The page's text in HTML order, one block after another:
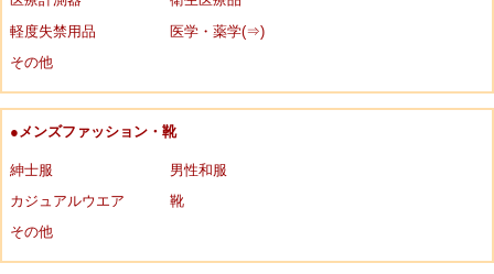
軽度失禁用品
医学・薬学(⇒)
その他
●メンズファッション・靴
紳士服
男性和服
カジュアルウエア
靴
その他